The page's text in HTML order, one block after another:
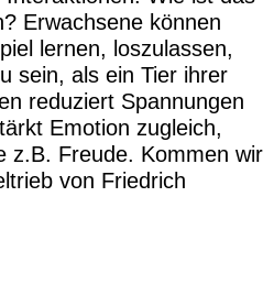
Erwachsene können
lernen, loszulassen,
sein, als ein Tier ihrer
reduziert Spannungen
Emotion zugleich,
z.B. Freude. Kommen wir
von Friedrich